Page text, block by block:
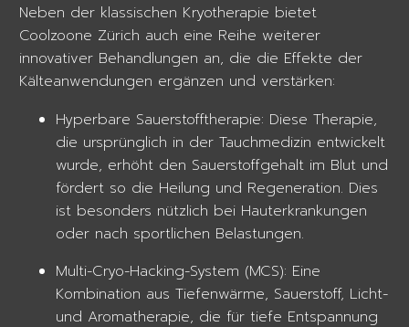
Neben der klassischen Kryotherapie bietet
Coolzoone Zürich auch eine Reihe weiterer
innovativer Behandlungen an, die die Effekte der
Kälteanwendungen ergänzen und verstärken:
Hyperbare Sauerstofftherapie: Diese Therapie,
die ursprünglich in der Tauchmedizin entwickelt
wurde, erhöht den Sauerstoffgehalt im Blut und
fördert so die Heilung und Regeneration. Dies
ist besonders nützlich bei Hauterkrankungen
oder nach sportlichen Belastungen.
Multi-Cryo-Hacking-System (MCS): Eine
Kombination aus Tiefenwärme, Sauerstoff, Licht-
und Aromatherapie, die für tiefe Entspannung